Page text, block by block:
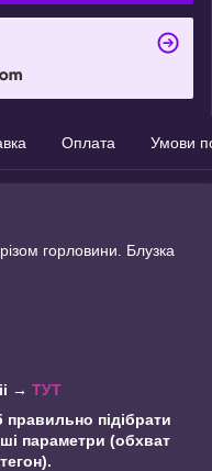
Оплата Умови
горловини. Блузка
→ ТУТ
підібрати
параметри (обхват